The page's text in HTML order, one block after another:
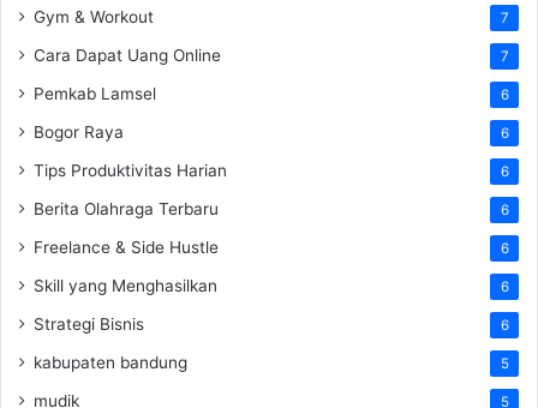
Gym & Workout 7
Cara Dapat Uang Online 7
Pemkab Lamsel 6
Bogor Raya 6
Tips Produktivitas Harian 6
Berita Olahraga Terbaru 6
Freelance & Side Hustle 6
Skill yang Menghasilkan 6
Strategi Bisnis 6
kabupaten bandung 5
mudik 5